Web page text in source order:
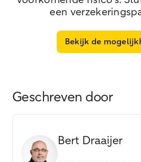
een
Bekijk de
Geschreven door
Bert Draaijer